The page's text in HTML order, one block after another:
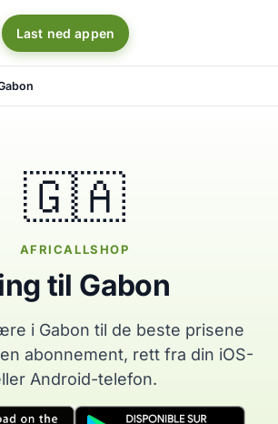
Last ned appen
🇬🇦
AFRICALLSHOP
til Gabon
i Gabon til de beste prisene
abonnement, rett fra din iOS-
Android-telefon.